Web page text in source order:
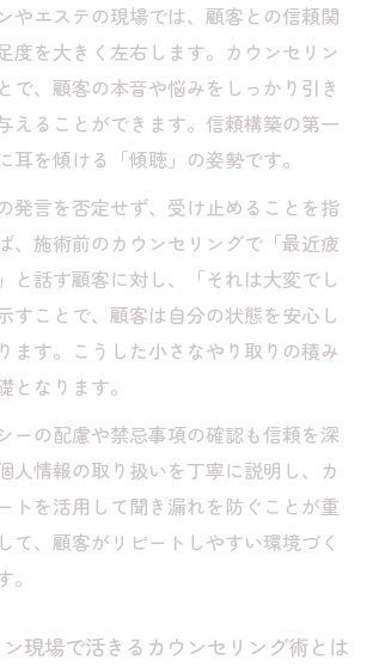
ョン現場で役立つ実践術
ーションで活かすカウンセリング
対応
リングシート活用術で現場の満足
ボディケアで役立つカウンセリング
ストが実践するカウンセリング力向
ための無料カウンセリング導入ポ
が避けるべきNG対応集
セリングでのNGワードと正しい言い
ーションで避けたい誤った対応と
トが押さえるべきカウンセリング
やエステの現場では、顧客との信頼関
度を大きく左右します。カウンセリン
で、顧客の本音や悩みをしっかり引き
えることができます。信頼構築の第一
耳を傾ける「傾聴」の姿勢です。
発言を否定せず、受け止めることを指
、施術前のカウンセリングで「最近疲
と話す顧客に対し、「それは大変でし
すことで、顧客は自分の状態を安心し
ます。こうした小さなやり取りの積み
となります。
ーの配慮や禁忌事項の確認も信頼を深
人情報の取り扱いを丁寧に説明し、カ
トを活用して聞き漏れを防ぐことが重
て、顧客がリピートしやすい環境づく
現場で活きるカウンセリング術とは